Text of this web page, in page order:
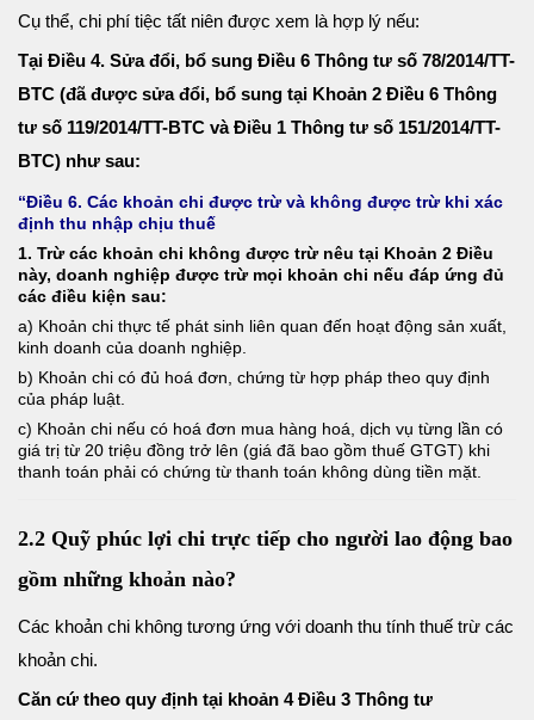
Cụ thể, chi phí tiệc tất niên được xem là hợp lý nếu:
Tại Điều 4. Sửa đổi, bổ sung Điều 6 Thông tư số 78/2014/TT-
BTC (đã được sửa đổi, bổ sung tại Khoản 2 Điều 6 Thông
tư số 119/2014/TT-BTC và Điều 1 Thông tư số 151/2014/TT-
BTC) như sau:
“Điều 6. Các khoản chi được trừ và không được trừ khi xác
định thu nhập chịu thuế
1. Trừ các khoản chi không được trừ nêu tại Khoản 2 Điều
này, doanh nghiệp được trừ mọi khoản chi nếu đáp ứng đủ
các điều kiện sau:
a) Khoản chi thực tế phát sinh liên quan đến hoạt động sản xuất,
kinh doanh của doanh nghiệp.
b) Khoản chi có đủ hoá đơn, chứng từ hợp pháp theo quy định
của pháp luật.
c) Khoản chi nếu có hoá đơn mua hàng hoá, dịch vụ từng lần có
giá trị từ 20 triệu đồng trở lên (giá đã bao gồm thuế GTGT) khi
thanh toán phải có chứng từ thanh toán không dùng tiền mặt.
2.2 Quỹ phúc lợi chi trực tiếp cho người lao động bao
gồm những khoản nào?
Các khoản chi không tương ứng với doanh thu tính thuế trừ các
khoản chi.
Căn cứ theo quy định tại khoản 4 Điều 3 Thông tư